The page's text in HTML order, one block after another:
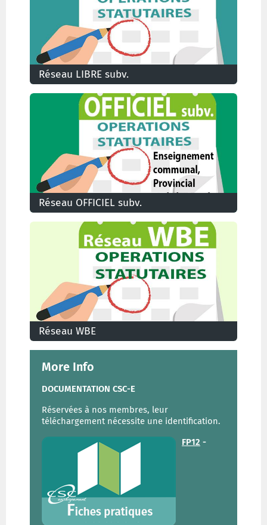
Réseau LIBRE subv.
Les conditions et la procédure pour accéder à
une nomination à titre définitif dans
l'enseignement libre subventionné
Réseau OFFICIEL subv.
Les conditions et la procédure pour accéder à
une nomination à titre définitif dans
l'enseignement communal, provincial et de la
Réseau WBE
Conditions et procédure pour accéder à la a
(Wallonie-Bruxelles Enseignement) organisé par
More Info
DOCUMENTATION CSC-E
Réservées à nos membres, leur
téléchargement nécessite une identification.
FP12 -